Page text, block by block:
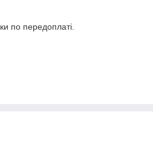
по передоплаті.